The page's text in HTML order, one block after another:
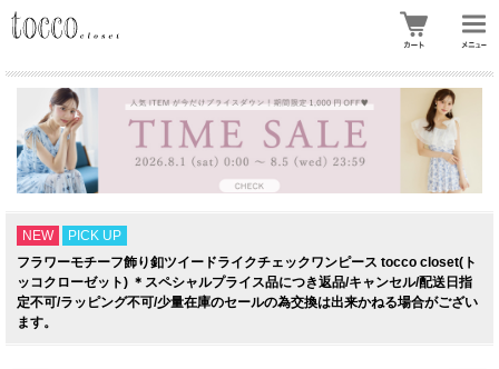
NEW
PICK UP
フラワーモチーフ飾り釦ツイードライクチェックワンピース tocco closet(ト
ッコクローゼット) ＊スペシャルプライス品につき返品/キャンセル/配送日指
定不可/ラッピング不可/少量在庫のセールの為交換は出来かねる場合がござい
ます。